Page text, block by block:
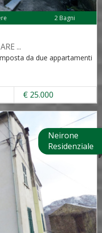
2 Bagni
...
da due appartamenti
€ 25.000
Neirone
Residenziale